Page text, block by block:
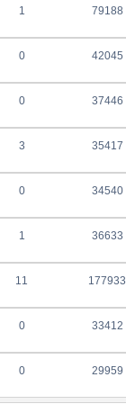
1 79188
0 42045
0 37446
3 35417
0 34540
1 36633
11 177933
0 33412
0 29959